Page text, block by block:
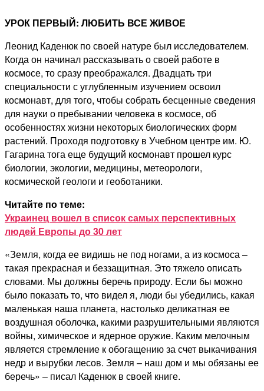
УРОК ПЕРВЫЙ: ЛЮБИТЬ ВСЕ ЖИВОЕ
Леонид Каденюк по своей натуре был исследователем.
Когда он начинал рассказывать о своей работе в
космосе, то сразу преображался. Двадцать три
специальности с углубленным изучением освоил
космонавт, для того, чтобы собрать бесценные сведения
для науки о пребывании человека в космосе, об
особенностях жизни некоторых биологических форм
растений. Проходя подготовку в Учебном центре им. Ю.
Гагарина тога еще будущий космонавт прошел курс
биологии, экологии, медицины, метеорологи,
космической геологи и геоботаники.
Читайте по теме:
Украинец вошел в список самых перспективных
людей Европы до 30 лет
«Земля, когда ее видишь не под ногами, а из космоса –
такая прекрасная и беззащитная. Это тяжело описать
словами. Мы должны беречь природу. Если бы можно
было показать то, что видел я, люди бы убедились, какая
маленькая наша планета, настолько деликатная ее
воздушная оболочка, какими разрушительными являются
войны, химическое и ядерное оружие. Каким мелочным
является стремление к обогащению за счет выкачивания
недр и вырубки лесов. Земля – наш дом и мы обязаны ее
беречь» – писал Каденюк в своей книге.